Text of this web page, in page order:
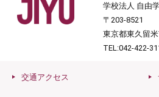
学校法人 自由
〒203-8521
東京都東久留
TEL:042-422-
交通アクセス